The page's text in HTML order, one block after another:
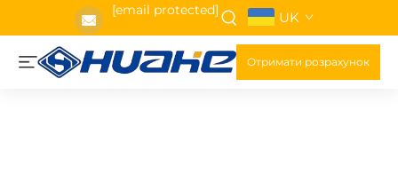
[email protected] UK
Отримати розрахунок